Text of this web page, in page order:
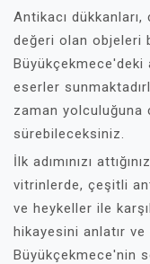
Antikacı
değeri olan objeleri
Büyükçekmece'deki
eserler
zaman yolculuğuna
sürebileceksiniz.
İlk adımınızı
vitrinlerde, çeşitli
ve heykeller ile
hikayesini anlatır
Büyükçekmece'nin